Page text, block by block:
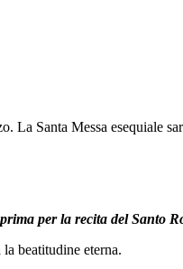
La Santa Messa esequiale
per la recita del Santo
beatitudine eterna.